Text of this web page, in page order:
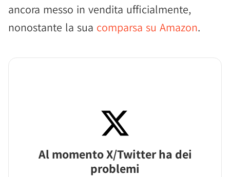
ancora messo in vendita ufficialmente,
nonostante la sua comparsa su Amazon.
Al momento X/Twitter ha dei
problemi